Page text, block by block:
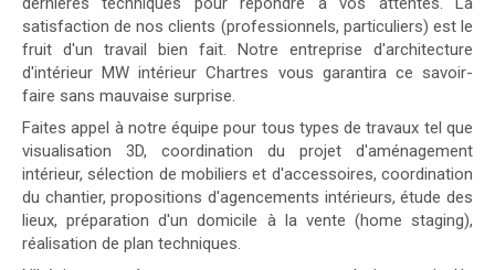
satisfaction de nos clients (professionnels, particuliers) est le
fruit d'un travail bien fait. Notre entreprise d'architecture
d'intérieur MW intérieur Chartres vous garantira ce savoir-
faire sans mauvaise surprise.
Faites appel à notre équipe pour tous types de travaux tel que
visualisation 3D, coordination du projet d'aménagement
intérieur, sélection de mobiliers et d'accessoires, coordination
du chantier, propositions d'agencements intérieurs, étude des
lieux, préparation d'un domicile à la vente (home staging),
réalisation de plan techniques.